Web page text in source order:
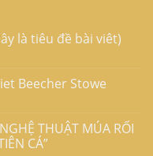
là tiêu đề bài viêt)
Beecher Stowe
THUẬT MÚA RỐI
CÁ”